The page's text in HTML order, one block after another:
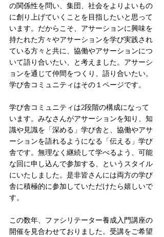
の関係性を問い、集団、社会をよりよいもの
に創り上げていくことを目指したいと思って
います。だからこそ、アサーションに興味を
持たれた方々やアサーションを学び実践され
ている方々と共に、協働やアサーションにつ
いて語り合いたい、と考えました。アサーシ
ョンを通じて仲間をつくり、語り合いたい。
学び舎コミュニティはその１ページです。
学び舎コミュニティは2段階の構成になって
います。みなさんがアサーションを知り、知
識や見識を「深める」学び舎と、協働やアサ
ーションを語れるようになる「伝える」学び
舎です。無理なく継続して学べるよう、可能
な回に申し込んで参加する、というスタイル
にいたしました。是非皆さんには両方の学び
舎に積極的に参加していただけたら嬉しいで
す。
この数年、ファシリテーター養成入門講座の
開催を見合わせておりました。受講をご希望